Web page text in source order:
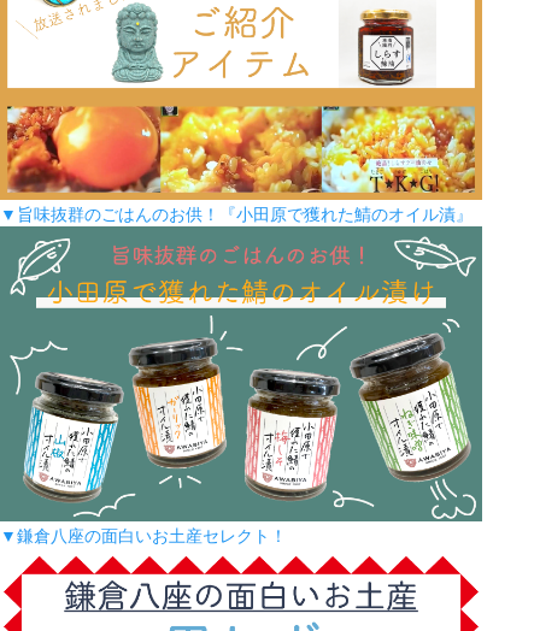
▼旨味抜群のごはんのお供！『小田原で獲れた鯖のオイル漬』
▼鎌倉八座の面白いお土産セレクト！